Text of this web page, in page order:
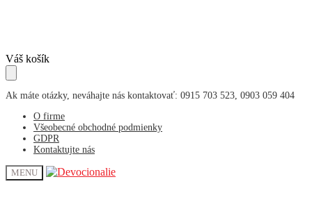
Skip
to
navigation
Skip
to
content
Váš košík
Ak máte otázky, neváhajte nás kontaktovať: 0915 703 523, 0903 059 404
O firme
Všeobecné obchodné podmienky
GDPR
Kontaktujte nás
MENU